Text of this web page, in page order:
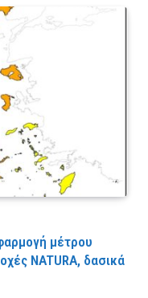
μέτρου
NATURA, δασικά